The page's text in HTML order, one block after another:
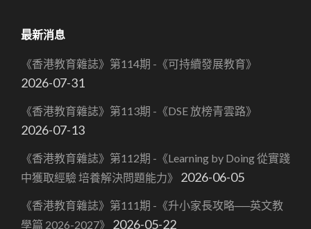
最新消息
《香港教育雜誌》第114期 -《可持續發展教育》
2026-07-31
《香港教育雜誌》第113期 -《DSE 放榜青雲路》
2026-07-13
《香港教育雜誌》第112期 -《Learning by Doing 從實踐
中獲取經驗 培養解決問題能力》
2026-06-05
《香港教育雜誌》第111期 -《升小家長攻略──英文教
學篇 2026-2027》
2026-05-22